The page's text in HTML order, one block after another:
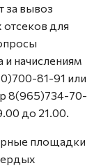
за вывоз
отсеков для
начислениям
81-91 или
8(965)734-70-
до 21.00.
площадки